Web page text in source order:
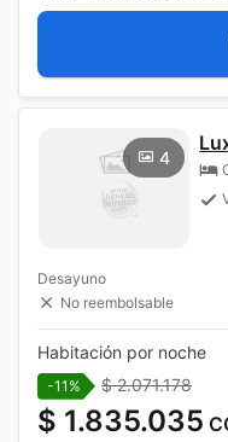
4
Desayuno
No reembolsable
Habitación por noche
-11% $ 2.071.178
$ 1.835.035